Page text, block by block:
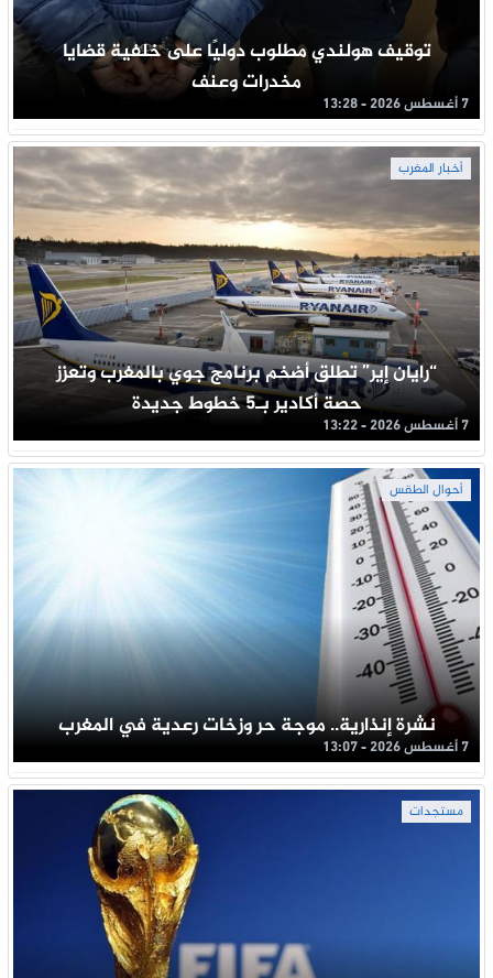
توقيف هولندي مطلوب دوليًا على خلفية قضايا
مخدرات وعنف
7 أغسطس 2026 - 13:28
أخبار المغرب
“رايان إير” تطلق أضخم برنامج جوي بالمغرب وتعزز
حصة أكادير بـ5 خطوط جديدة
7 أغسطس 2026 - 13:22
أحوال الطقس
نشرة إنذارية.. موجة حر وزخات رعدية في المغرب
7 أغسطس 2026 - 13:07
مستجدات